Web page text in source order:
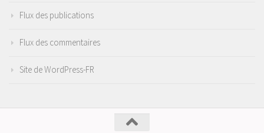
Flux des publications
Flux des commentaires
Site de WordPress-FR